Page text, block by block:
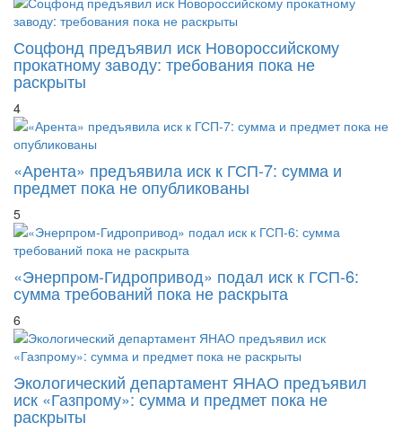
Соцфонд предъявил иск Новороссийскому
прокатному заводу: требования пока не
раскрыты
4
«Арента» предъявила иск к ГСП-7: сумма и
предмет пока не опубликованы
5
«Энерпром-Гидропривод» подал иск к ГСП-6:
сумма требований пока не раскрыта
6
Экологический департамент ЯНАО предъявил
иск «Газпрому»: сумма и предмет пока не
раскрыты